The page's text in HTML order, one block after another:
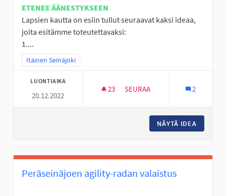
ETENEE ÄÄNESTYKSEEN
Lapsien kautta on esiin tullut seuraavat kaksi ideaa,
joita esitämme toteutettavaksi:
1....
Rajaa tulokset teeman mukaan: Itäinen Seinäjoki
Itäinen Seinäjoki
LUONTIAIKA
20.12.2022
23 23 SEURAAJAA
SEURAA 2
NÄYTÄ IDEA
Peräseinäjoen agility-radan valaistus